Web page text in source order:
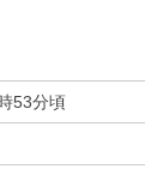
53分頃